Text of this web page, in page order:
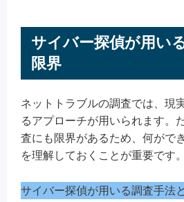
サイバー探偵が用い
限界
ネットトラブルの調査では、現
るアプローチが用いられます。
査にも限界があるため、何がで
を理解しておくことが重要です。
サイバー探偵が用いる調査手法